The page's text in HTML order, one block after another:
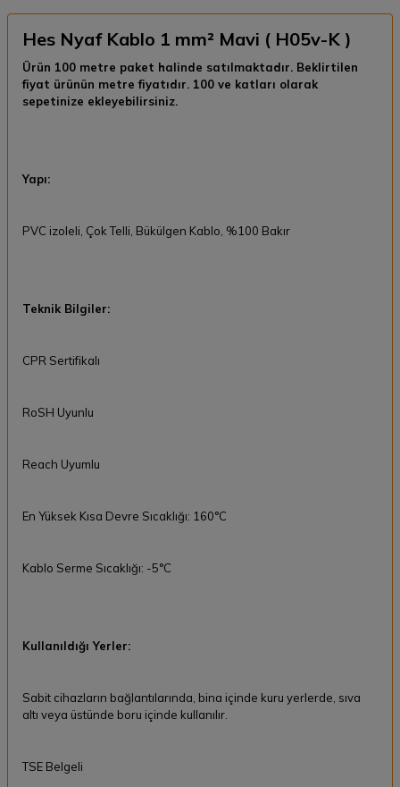
Hes Nyaf Kablo 1 mm² Mavi ( H05v-K )
Ürün 100 metre paket halinde satılmaktadır. Beklirtilen
fiyat ürünün metre fiyatıdır. 100 ve katları olarak
sepetinize ekleyebilirsiniz.
Yapı:
PVC izoleli, Çok Telli, Bükülgen Kablo, %100 Bakır
Teknik Bilgiler:
CPR Sertifikalı
RoSH Uyunlu
Reach Uyumlu
En Yüksek Kısa Devre Sıcaklığı: 160°C
Kablo Serme Sıcaklığı: -5°C
Kullanıldığı Yerler:
Sabit cihazların bağlantılarında, bina içinde kuru yerlerde, sıva
altı veya üstünde boru içinde kullanılır.
TSE Belgeli